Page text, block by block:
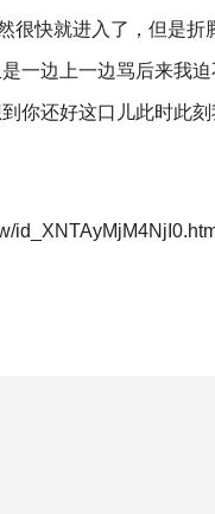
很快就进入了，但是折
一边上一边骂后来我
你还好这口儿此时此刻